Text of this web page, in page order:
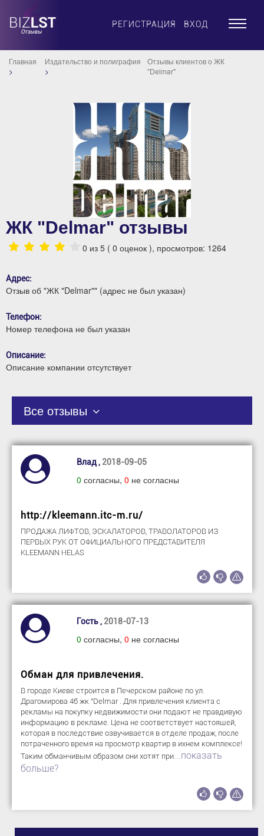
РЕГИСТРАЦИЯ ВХОД ×
Главная Издательство и полиграфия
Отзывы клиентов о ЖК
"Delmar"
ЖК "Delmar" отзывы
0 из 5 ( 0 оценок ), просмотров: 1264
Адрес:
Отзыв об "ЖК "Delmar"" (адрес не был указан)
Телефон:
Номер телефона не был указан
Описание:
Описание компании отсутствует
Все отзывы
Влад , 2018-09-05
0 согласны, 0 не согласны
http://kleemann.itc-m.ru/
ПРОДАЖА ЛИФТОВ, ЭСКАЛАТОРОВ, ТРАВОЛАТОРОВ ИЗ
ПЕРВЫХ РУК ОТ ОФИЦИАЛЬНОГО ПРЕДСТАВИТЕЛЯ
KLEEMANN HELAS
Гость , 2018-07-13
0 согласны, 0 не согласны
Обман для привлечения.
В городе Киеве строится в Печерском районе по ул.
Драгомирова 4б жк "Delmar . Для привлечения клиента с
рекламы на покупку недвижимости они подают не правдивую
информацию в рекламе. Цена не соответствует настоящей,
которая в последствие озвучивается в отделе продаж, после
потраченного время на просмотр квартир в ихнем комплексе!
Таким обманчивым образом они хотят при...показать
больше?